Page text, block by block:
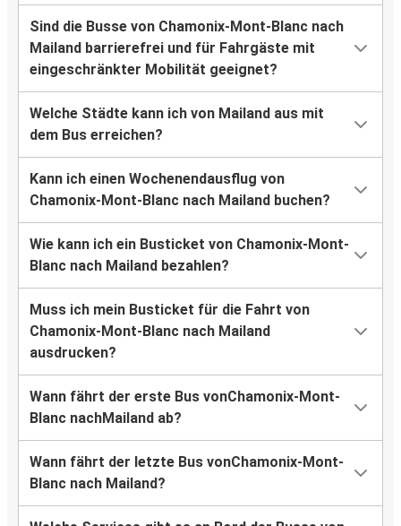
Sind die Busse von Chamonix-Mont-Blanc nach
Mailand barrierefrei und für Fahrgäste mit
eingeschränkter Mobilität geeignet?
Welche Städte kann ich von Mailand aus mit
dem Bus erreichen?
Kann ich einen Wochenendausflug von
Chamonix-Mont-Blanc nach Mailand buchen?
Wie kann ich ein Busticket von Chamonix-Mont-
Blanc nach Mailand bezahlen?
Muss ich mein Busticket für die Fahrt von
Chamonix-Mont-Blanc nach Mailand
ausdrucken?
Wann fährt der erste Bus vonChamonix-Mont-
Blanc nachMailand ab?
Wann fährt der letzte Bus vonChamonix-Mont-
Blanc nach Mailand?